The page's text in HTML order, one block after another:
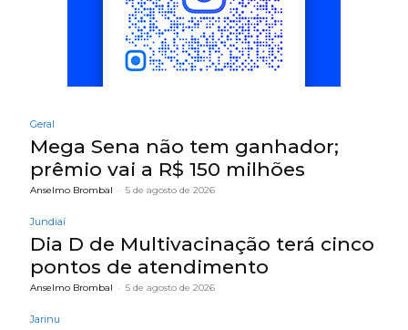
Geral
Mega Sena não tem ganhador;
prêmio vai a R$ 150 milhões
Anselmo Brombal - 5 de agosto de 2026
Jundiaí
Dia D de Multivacinação terá cinco
pontos de atendimento
Anselmo Brombal - 5 de agosto de 2026
Jarinu